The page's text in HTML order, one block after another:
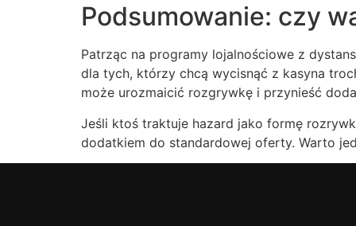
Podsumowanie: czy
Patrząc na programy lojalnościowe z
dla tych, którzy chcą wycisnąć z kasyna
może urozmaicić rozgrywkę i przynieść
Jeśli ktoś traktuje hazard jako formę
dodatkiem do standardowej oferty. Warto